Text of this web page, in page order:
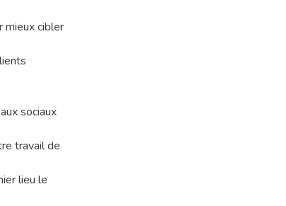
mieux cibler
sociaux
travail de
lieu le